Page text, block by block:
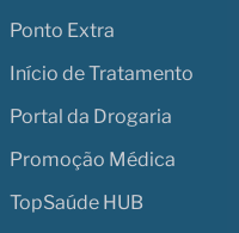
Ponto Extra
Início de Tratamento
Portal da Drogaria
Promoção Médica
TopSaúde HUB